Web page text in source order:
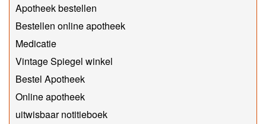
Apotheek bestellen
Bestellen online apotheek
Medicatie
Vintage Spiegel winkel
Bestel Apotheek
Online apotheek
uitwisbaar notitieboek